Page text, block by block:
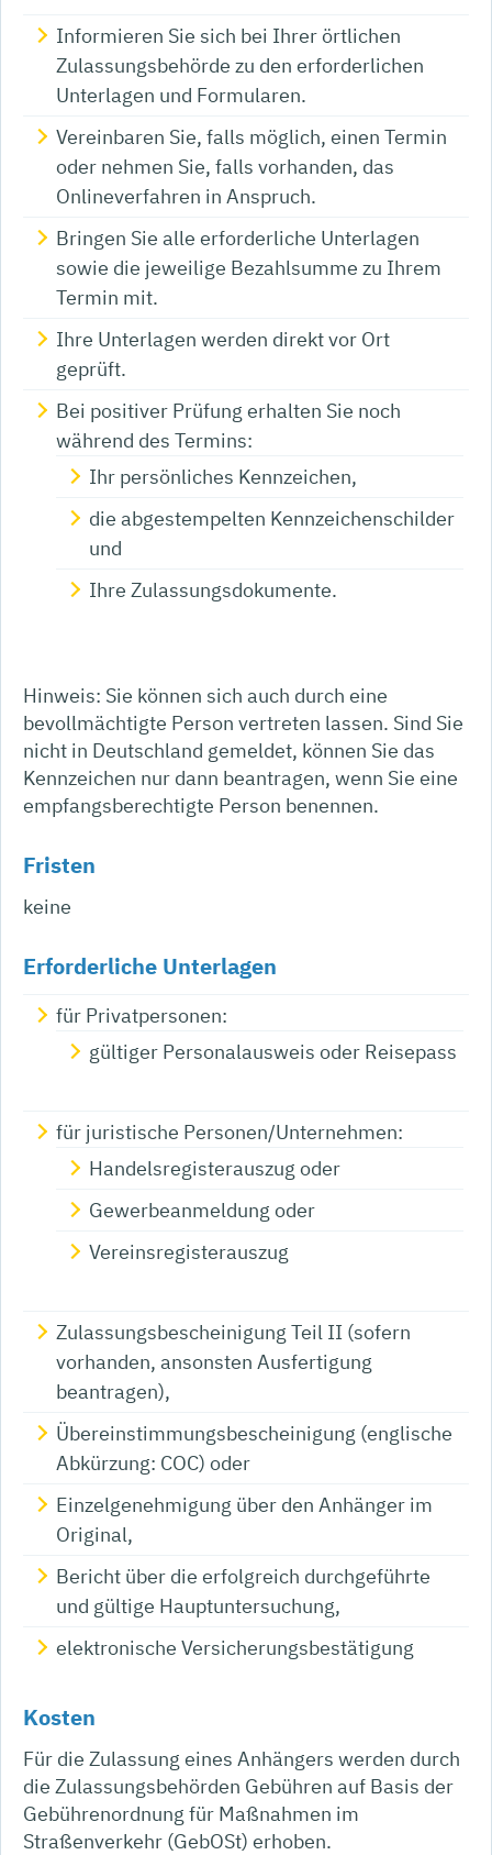
Informieren Sie sich bei Ihrer örtlichen
Zulassungsbehörde zu den erforderlichen
Unterlagen und Formularen.
Vereinbaren Sie, falls möglich, einen Termin
oder nehmen Sie, falls vorhanden, das
Onlineverfahren in Anspruch.
Bringen Sie alle erforderliche Unterlagen
sowie die jeweilige Bezahlsumme zu Ihrem
Termin mit.
Ihre Unterlagen werden direkt vor Ort
geprüft.
Bei positiver Prüfung erhalten Sie noch
während des Termins:
Ihr persönliches Kennzeichen,
die abgestempelten Kennzeichenschilder
und
Ihre Zulassungsdokumente.
Hinweis: Sie können sich auch durch eine
bevollmächtigte Person vertreten lassen. Sind Sie
nicht in Deutschland gemeldet, können Sie das
Kennzeichen nur dann beantragen, wenn Sie eine
empfangsberechtigte Person benennen.
Fristen
keine
Erforderliche Unterlagen
für Privatpersonen:
gültiger Personalausweis oder Reisepass
für juristische Personen/Unternehmen:
Handelsregisterauszug oder
Gewerbeanmeldung oder
Vereinsregisterauszug
Zulassungsbescheinigung Teil II (sofern
vorhanden, ansonsten Ausfertigung
beantragen),
Übereinstimmungsbescheinigung (englische
Abkürzung: COC) oder
Einzelgenehmigung über den Anhänger im
Original,
Bericht über die erfolgreich durchgeführte
und gültige Hauptuntersuchung,
elektronische Versicherungsbestätigung
Kosten
Für die Zulassung eines Anhängers werden durch
die Zulassungsbehörden Gebühren auf Basis der
Gebührenordnung für Maßnahmen im
Straßenverkehr (GebOSt) erhoben.